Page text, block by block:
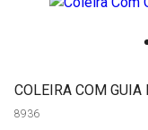
COLEIRA COM
8936